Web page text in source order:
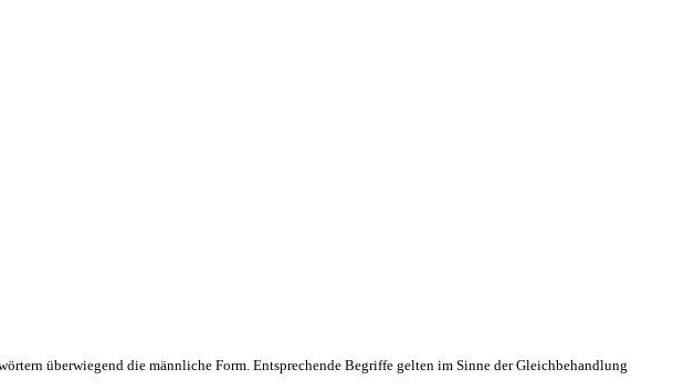
überwiegend die männliche Form. Entsprechende Begriffe gelten im Sinne der Gleichbehandlung